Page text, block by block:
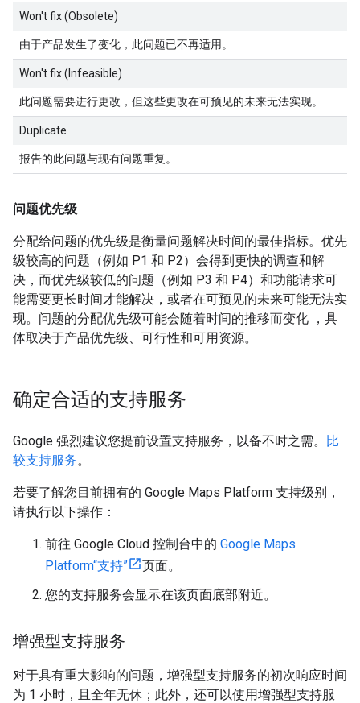
Won't fix (Obsolete)
由于产品发生了变化，此问题已不再适用。
Won't fix (Infeasible)
此问题需要进行更改，但这些更改在可预见的未来无法实现。
Duplicate
报告的此问题与现有问题重复。
问题优先级
分配给问题的优先级是衡量问题解决时间的最佳指标。优先
级较高的问题（例如 P1 和 P2）会得到更快的调查和解
决，而优先级较低的问题（例如 P3 和 P4）和功能请求可
能需要更长时间才能解决，或者在可预见的未来可能无法实
现。问题的分配优先级可能会随着时间的推移而变化 ，具
体取决于产品优先级、可行性和可用资源。
确定合适的支持服务
Google 强烈建议您提前设置支持服务，以备不时之需。
比
较支持服务。
若要了解您目前拥有的 Google Maps Platform 支持级别，
请执行以下操作：
前往 Google Cloud 控制台中的 Google Maps
Platform“支持”
页面。
您的支持服务会显示在该页面底部附近。
增强型支持服务
对于具有重大影响的问题，增强型支持服务的初次响应时间
为 1 小时，且全年无休；此外，还可以使用增强型支持服